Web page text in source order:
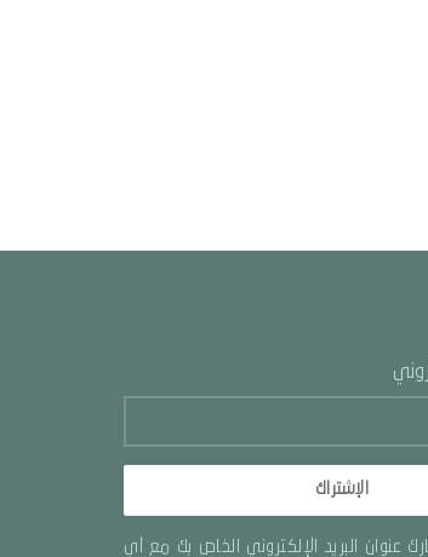
الإشتراك
عنوان البريد الإلكتروني الخاص بك مع أي